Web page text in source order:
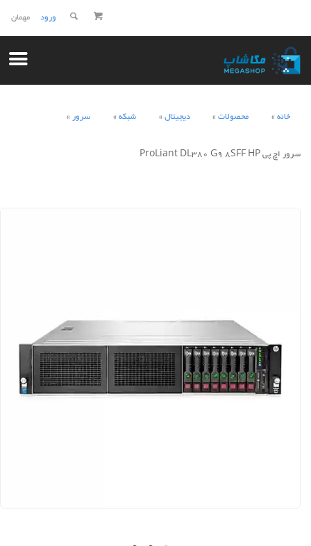
مهمان ورود
خانه محصولات دیجیتال شبکه سرور
سرور اچ پی ProLiant DL380 G9 8SFF HP